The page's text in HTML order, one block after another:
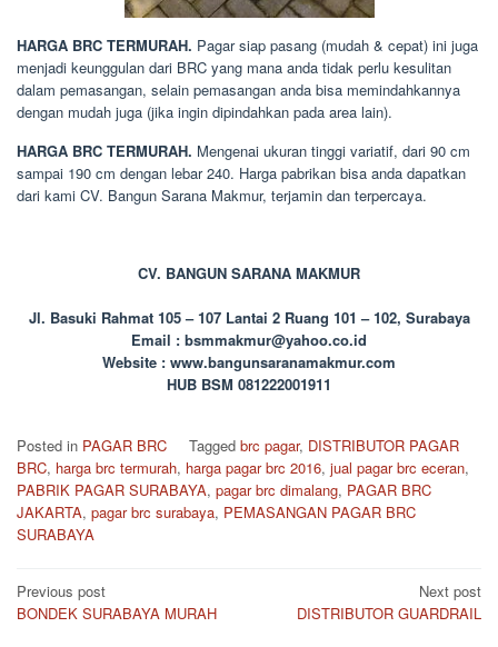
HARGA BRC TERMURAH. Pagar siap pasang (mudah & cepat) ini juga
menjadi keunggulan dari BRC yang mana anda tidak perlu kesulitan
dalam pemasangan, selain pemasangan anda bisa memindahkannya
dengan mudah juga (jika ingin dipindahkan pada area lain).
HARGA BRC TERMURAH. Mengenai ukuran tinggi variatif, dari 90 cm
sampai 190 cm dengan lebar 240. Harga pabrikan bisa anda dapatkan
dari kami CV. Bangun Sarana Makmur, terjamin dan terpercaya.
CV. BANGUN SARANA MAKMUR
Jl. Basuki Rahmat 105 – 107 Lantai 2 Ruang 101 – 102, Surabaya
Email : bsmmakmur@yahoo.co.id
Website : www.bangunsaranamakmur.com
HUB BSM 081222001911
Posted in PAGAR BRC Tagged brc pagar, DISTRIBUTOR PAGAR
BRC, harga brc termurah, harga pagar brc 2016, jual pagar brc eceran,
PABRIK PAGAR SURABAYA, pagar brc dimalang, PAGAR BRC
JAKARTA, pagar brc surabaya, PEMASANGAN PAGAR BRC
SURABAYA
Post
navigation
Previous post
BONDEK SURABAYA MURAH
Next post
DISTRIBUTOR GUARDRAIL